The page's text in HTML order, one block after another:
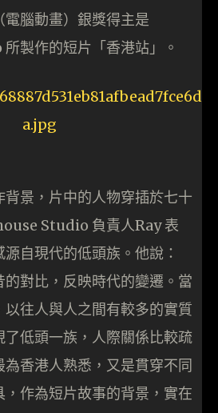
腦動畫）銀獎得主是
製作的短片「香港站」。
背景，片中的人物穿插於七十
Studio 負責人Ray 表
自現代的低頭族。他說：
的對比，反映時代的變遷。當
往人與人之間有較多的實質
低頭一族，人際關係比較疏
香港人熟悉，又是貫穿不同
作為短片故事的背景，實在